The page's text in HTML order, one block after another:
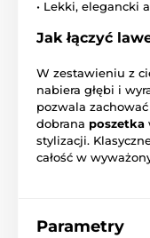
• Lekki, elegancki
Jak łączyć
W zestawieniu z
nabiera głębi i
pozwala
dobrana poszetka
stylizacji.
całość w
Parametry